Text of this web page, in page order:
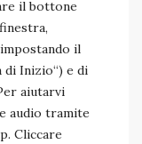
il bottone
il
di Inizio“) e di
aiutarvi
audio tramite
Cliccare